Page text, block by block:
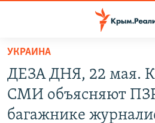
Вернуться
основному
содержанию
Вернутся
СПЕЦПРОЕКТЫ
ВОДА
УКРАИНА
ДЕЗА ДНЯ, 22 мая.
СМИ объясняют
багажнике